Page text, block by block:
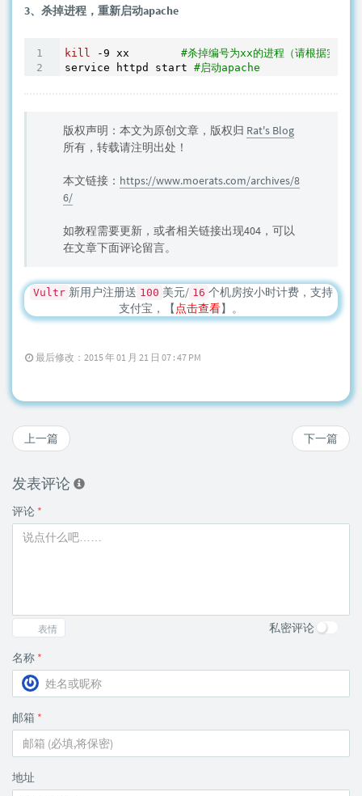
3、杀掉进程，重新启动apache
kill -9 xx #杀掉编号为xx的进程（请根据实际情
service httpd start #启动apache
版权声明：本文为原创文章，版权归 Rat's Blog
所有，转载请注明出处！
本文链接： https://www.moerats.com/archives/8
6/
如教程需要更新，或者相关链接出现404，可以
在文章下面评论留言。
Vultr 新用户注册送 100 美元/ 16 个机房按小时计费，支持
支付宝，【点击查看】。
最后修改：2015 年 01 月 21 日 07 : 47 PM
下一篇
上一篇
发表评论
评论 *
表情 私密评论
名称 *
邮箱 *
地址